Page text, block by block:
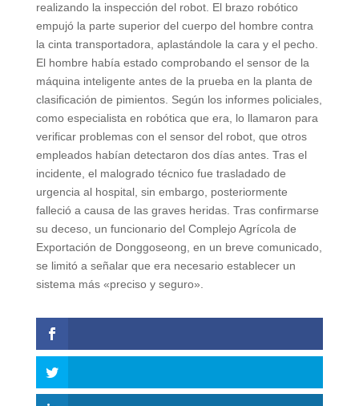
realizando la inspección del robot. El brazo robótico
empujó la parte superior del cuerpo del hombre contra
la cinta transportadora, aplastándole la cara y el pecho.
El hombre había estado comprobando el sensor de la
máquina inteligente antes de la prueba en la planta de
clasificación de pimientos. Según los informes policiales,
como especialista en robótica que era, lo llamaron para
verificar problemas con el sensor del robot, que otros
empleados habían detectaron dos días antes. Tras el
incidente, el malogrado técnico fue trasladado de
urgencia al hospital, sin embargo, posteriormente
falleció a causa de las graves heridas. Tras confirmarse
su deceso, un funcionario del Complejo Agrícola de
Exportación de Donggoseong, en un breve comunicado,
se limitó a señalar que era necesario establecer un
sistema más «preciso y seguro».